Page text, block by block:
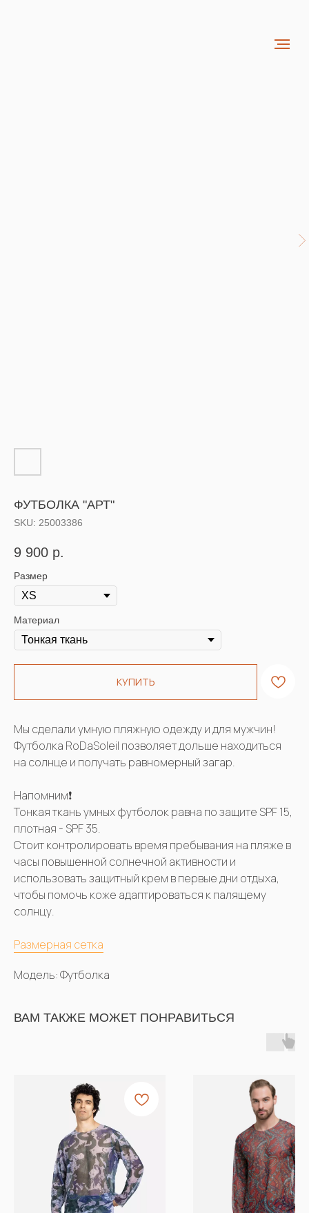
ФУТБОЛКА "АРТ"
SKU: 25003386
9 900 р.
Размер
Материал
КУПИТЬ
Мы сделали умную пляжную одежду и для мужчин!
Футболка RoDaSoleil позволяет дольше находиться
на солнце и получать равномерный загар.
Напомним❗️
Тонкая ткань умных футболок равна по защите SPF 15,
плотная - SPF 35.
Стоит контролировать время пребывания на пляже в
часы повышенной солнечной активности и
использовать защитный крем в первые дни отдыха,
чтобы помочь коже адаптироваться к палящему
солнцу.
Размерная сетка
Модель: Футболка
ВАМ ТАКЖЕ МОЖЕТ ПОНРАВИТЬСЯ